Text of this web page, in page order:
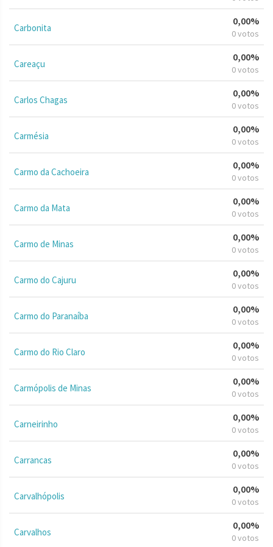
Carbonita
0,00%
0 votos
Careaçu
0,00%
0 votos
Carlos Chagas
0,00%
0 votos
Carmésia
0,00%
0 votos
Carmo da Cachoeira
0,00%
0 votos
Carmo da Mata
0,00%
0 votos
Carmo de Minas
0,00%
0 votos
Carmo do Cajuru
0,00%
0 votos
Carmo do Paranaíba
0,00%
0 votos
Carmo do Rio Claro
0,00%
0 votos
Carmópolis de Minas
0,00%
0 votos
Carneirinho
0,00%
0 votos
Carrancas
0,00%
0 votos
Carvalhópolis
0,00%
0 votos
Carvalhos
0,00%
0 votos